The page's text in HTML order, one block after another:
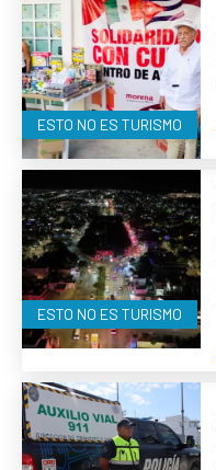
ESTO NO ES TURISMO
ESTO NO ES TURISMO